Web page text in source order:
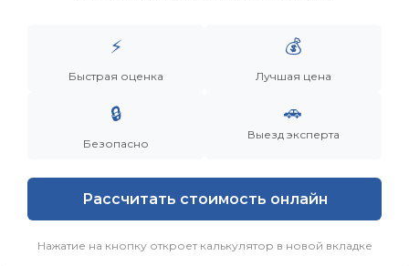
Дронов Матвей Викторович
“Мы не скупаем старую технику. Мы даем вещам
Категории
⚡
Быстрая оценка
💰
Лучшая цена
🔒
Безопасно
🚗
Выезд эксперта
Рассчитать стоимость онлайн
Нажатие на кнопку откроет калькулятор в новой вкладке